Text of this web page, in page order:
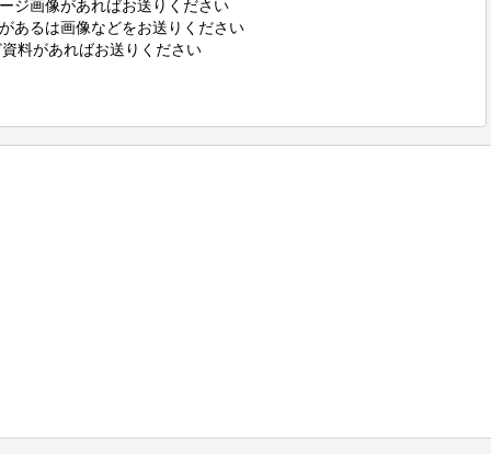
ジ画像があればお送りください
あるは画像などをお送りください
料があればお送りください